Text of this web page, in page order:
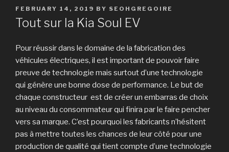
POSTED
ON
FEBRUARY 14, 2019 BY SEOHGREGOIRE
Tout sur la Kia Soul EV
Pour réussir dans le domaine de la fabrication des
véhicules électriques, il est important de pouvoir faire
preuve de technologie mais surtout d’une technologie
qui génère une bonne dose de performance. Le but de
chaque constructeur est de créer un embarras de choix
au niveau du consommateur qui finira par le faire pencher
vers sa marque. C’est pourquoi les fabricants n’hésitent
pas à mettre toutes les chances de leur côté pour une
production de qualité qui tient compte d’une technologie